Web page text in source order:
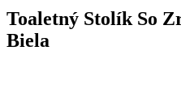
Toaletný Stolík So
Biela